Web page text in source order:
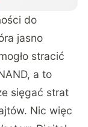
do
jasno
stracić
a to
sięgać strat
Nic więc